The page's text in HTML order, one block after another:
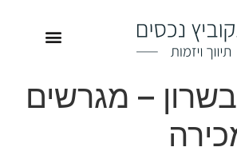
– מגרשים